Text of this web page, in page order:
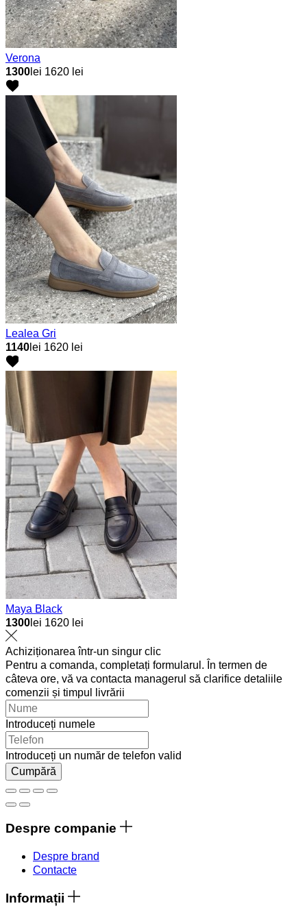
Verona
1300 lei 1620 lei
Lealea Gri
1140 lei 1620 lei
Maya Black
1300 lei 1620 lei
Achiziționarea într-un singur clic
Pentru a comanda, completați formularul. În termen de
câteva ore, vă va contacta managerul să clarifice detaliile
comenzii și timpul livrării
Introduceți numele
Introduceți un număr de telefon valid
Cumpără
Despre companie
Despre brand
Contacte
Informații